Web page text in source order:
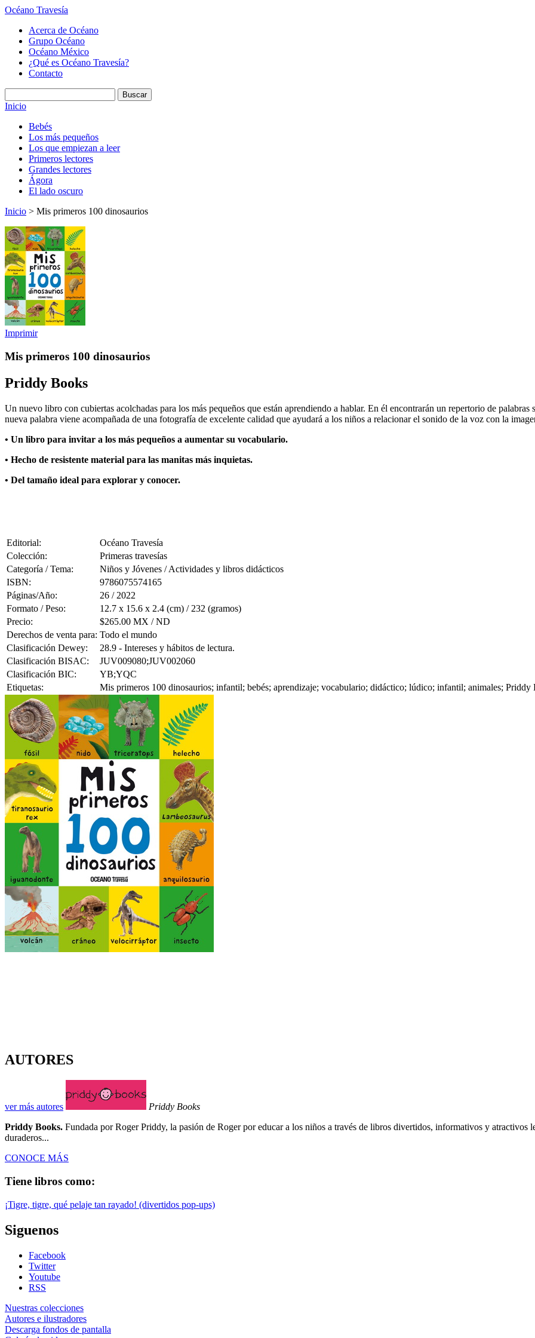
Océano Travesía
Acerca de Océano
Grupo Océano
Océano México
¿Qué es Océano Travesía?
Contacto
Inicio
Bebés
Los más pequeños
Los que empiezan a leer
Primeros lectores
Grandes lectores
Ágora
El lado oscuro
Inicio > Mis primeros 100 dinosaurios
Imprimir
Mis primeros 100 dinosaurios
Priddy Books
Un nuevo libro con cubiertas acolchadas para los más pequeños que están aprendiendo a hablar. En él encontrarán un repertorio de
nueva palabra viene acompañada de una fotografía de excelente calidad que ayudará a los niños a relacionar el sonido de la voz con la
• Un libro para invitar a los más pequeños a aumentar su vocabulario.
• Hecho de resistente material para las manitas más inquietas.
• Del tamaño ideal para explorar y conocer.
Editorial:
Océano Travesía
Colección:
Primeras travesías
Categoría / Tema:
Niños y Jóvenes / Actividades y libros didácticos
ISBN:
9786075574165
Páginas/Año:
26 / 2022
Formato / Peso:
12.7 x 15.6 x 2.4 (cm) / 232 (gramos)
Precio:
$265.00 MX / ND
Derechos de venta para: Todo el mundo
Clasificación Dewey:
28.9 - Intereses y hábitos de lectura.
Clasificación BISAC:
JUV009080;JUV002060
Clasificación BIC:
YB;YQC
Etiquetas:
Mis primeros 100 dinosaurios; infantil; bebés; aprendizaje; vocabulario; didáctico; lúdico; infantil; animales; Priddy
AUTORES
ver más autores
Priddy Books
Priddy Books. Fundada por Roger Priddy, la pasión de Roger por educar a los niños a través de libros divertidos, informativos y atractivos
duraderos...
CONOCE MÁS
Tiene libros como:
¡Tigre, tigre, qué pelaje tan rayado! (divertidos pop-ups)
Siguenos
Facebook
Twitter
Youtube
RSS
Nuestras colecciones
Autores e ilustradores
Descarga fondos de pantalla